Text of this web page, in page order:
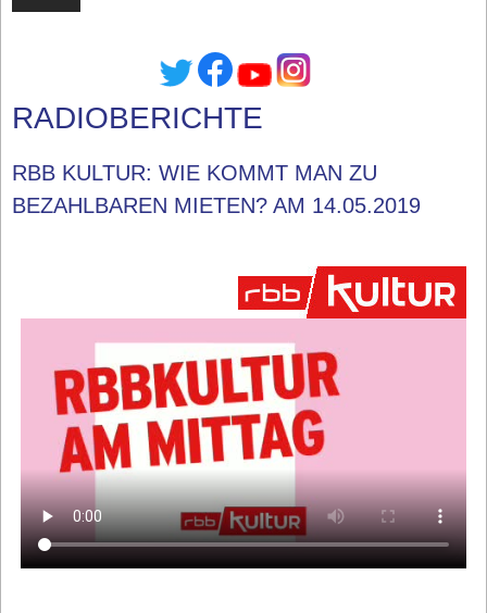
RADIOBERICHTE
RBB KULTUR: WIE KOMMT MAN ZU
BEZAHLBAREN MIETEN? AM 14.05.2019